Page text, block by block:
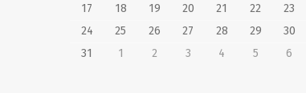
17
18 19 20 21 22
23
24
25 26 27 28 29
30
31
1 2 3 4 5 6